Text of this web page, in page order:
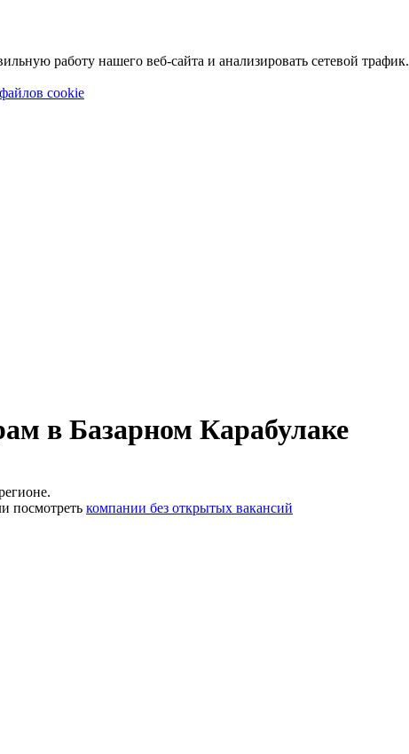
работу нашего веб-сайта и анализировать сетевой трафик.
cookie
в Базарном Карабулаке
посмотреть компании без открытых вакансий